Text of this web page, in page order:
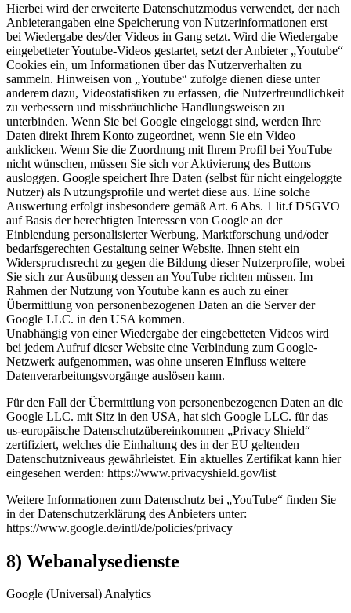
Hierbei wird der erweiterte Datenschutzmodus verwendet, der nach
Anbieterangaben eine Speicherung von Nutzerinformationen erst
bei Wiedergabe des/der Videos in Gang setzt. Wird die Wiedergabe
eingebetteter Youtube-Videos gestartet, setzt der Anbieter „Youtube“
Cookies ein, um Informationen über das Nutzerverhalten zu
sammeln. Hinweisen von „Youtube“ zufolge dienen diese unter
anderem dazu, Videostatistiken zu erfassen, die Nutzerfreundlichkeit
zu verbessern und missbräuchliche Handlungsweisen zu
unterbinden. Wenn Sie bei Google eingeloggt sind, werden Ihre
Daten direkt Ihrem Konto zugeordnet, wenn Sie ein Video
anklicken. Wenn Sie die Zuordnung mit Ihrem Profil bei YouTube
nicht wünschen, müssen Sie sich vor Aktivierung des Buttons
ausloggen. Google speichert Ihre Daten (selbst für nicht eingeloggte
Nutzer) als Nutzungsprofile und wertet diese aus. Eine solche
Auswertung erfolgt insbesondere gemäß Art. 6 Abs. 1 lit.f DSGVO
auf Basis der berechtigten Interessen von Google an der
Einblendung personalisierter Werbung, Marktforschung und/oder
bedarfsgerechten Gestaltung seiner Website. Ihnen steht ein
Widerspruchsrecht zu gegen die Bildung dieser Nutzerprofile, wobei
Sie sich zur Ausübung dessen an YouTube richten müssen. Im
Rahmen der Nutzung von Youtube kann es auch zu einer
Übermittlung von personenbezogenen Daten an die Server der
Google LLC. in den USA kommen.
Unabhängig von einer Wiedergabe der eingebetteten Videos wird
bei jedem Aufruf dieser Website eine Verbindung zum Google-
Netzwerk aufgenommen, was ohne unseren Einfluss weitere
Datenverarbeitungsvorgänge auslösen kann.
Für den Fall der Übermittlung von personenbezogenen Daten an die
Google LLC. mit Sitz in den USA, hat sich Google LLC. für das
us-europäische Datenschutzübereinkommen „Privacy Shield“
zertifiziert, welches die Einhaltung des in der EU geltenden
Datenschutzniveaus gewährleistet. Ein aktuelles Zertifikat kann hier
eingesehen werden: https://www.privacyshield.gov/list
Weitere Informationen zum Datenschutz bei „YouTube“ finden Sie
in der Datenschutzerklärung des Anbieters unter:
https://www.google.de/intl/de/policies/privacy
8) Webanalysedienste
Google (Universal) Analytics